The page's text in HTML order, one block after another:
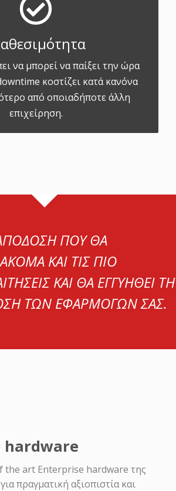
να μπορεί να παίξει την ώρα
κοστίζει κατά κανόνα
από οποιαδήποτε άλλη
επιχείρηση.
ΠΟΥ ΘΑ
ΚΑΙ ΤΙΣ ΠΙΟ
ΚΑΙ ΘΑ ΕΓΓΥΗΘΕΙ ΤΗ
ΤΩΝ ΕΦΑΡΜΟΓΩΝ ΣΑΣ.
hardware
the art Enterprise hardware της
πραγματική αξιοπιστία και